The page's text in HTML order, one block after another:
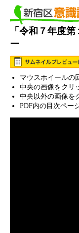
「令和７年度
ー
マウスホイールの
中央の画像をクリ
中央以外の画像を
PDF内の目次ペー